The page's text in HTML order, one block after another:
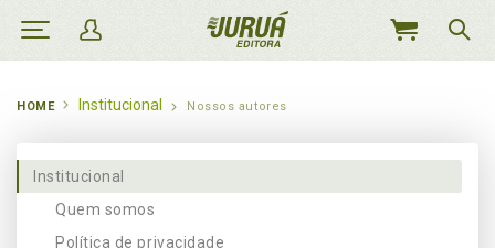
MEU
HOME Institucional Nossos autores
Institucional
Quem somos
Política de privacidade